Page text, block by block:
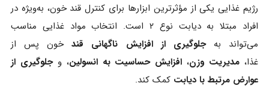
رژیم غذایی یکی از مؤثرترین ابزارها برای کنترل قند خون، به‌ویژه در
افراد مبتلا به دیابت نوع ۲ است. انتخاب مواد غذایی مناسب
می‌تواند بهجلوگیری از افزایش ناگهانی قندخون پس از
غذا،مدیریت وزن، افزایش حساسیت به انسولین، وجلوگیری از
عوارض مرتبط با دیابت کمک کند.